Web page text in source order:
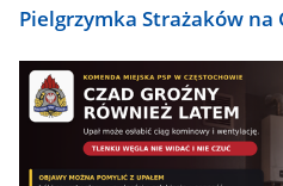
Pielgrzymka Strażaków na